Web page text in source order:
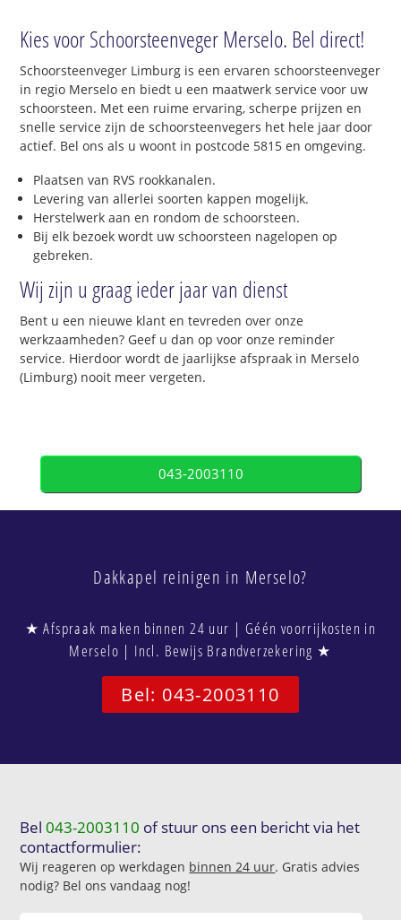
Kies voor Schoorsteenveger Merselo. Bel direct!
Schoorsteenveger Limburg is een ervaren schoorsteenveger
in regio Merselo en biedt u een maatwerk service voor uw
schoorsteen. Met een ruime ervaring, scherpe prijzen en
snelle service zijn de schoorsteenvegers het hele jaar door
actief. Bel ons als u woont in postcode 5815 en omgeving.
Plaatsen van RVS rookkanalen.
Levering van allerlei soorten kappen mogelijk.
Herstelwerk aan en rondom de schoorsteen.
Bij elk bezoek wordt uw schoorsteen nagelopen op
gebreken.
Wij zijn u graag ieder jaar van dienst
Bent u een nieuwe klant en tevreden over onze
werkzaamheden? Geef u dan op voor onze reminder
service. Hierdoor wordt de jaarlijkse afspraak in Merselo
(Limburg) nooit meer vergeten.
043-2003110
Dakkapel reinigen in Merselo?
★ Afspraak maken binnen 24 uur | Géén voorrijkosten in
Merselo | Incl. Bewijs Brandverzekering ★
Bel: 043-2003110
Bel043-2003110 of stuur ons een bericht via het
contactformulier:
Wij reageren op werkdagen binnen 24 uur. Gratis advies
nodig? Bel ons vandaag nog!